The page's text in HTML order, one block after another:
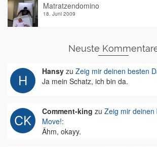
Matratzendomino
18. Juni 2009
Neuste
Hansy zu Zeig mir deinen besten
Ja mein Schatz, ich bin da.
Comment-king zu Zeig mir deinen
Move!:
Ähm, okayy.